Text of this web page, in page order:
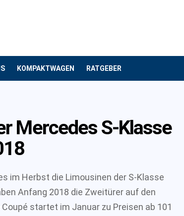
KOMPAKTWAGEN RATGEBER
Mercedes S-Klasse
im Herbst die Limousinen der S-Klasse
Anfang 2018 die Zweitürer auf den
startet im Januar zu Preisen ab 101